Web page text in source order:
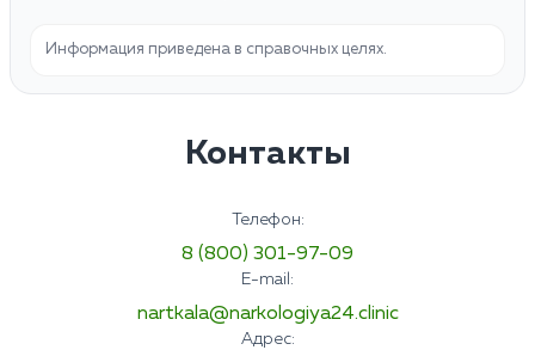
Информация приведена в справочных целях.
Контакты
Телефон:
8 (800) 301-97-09
E-mail:
nartkala@narkologiya24.clinic
Адрес: